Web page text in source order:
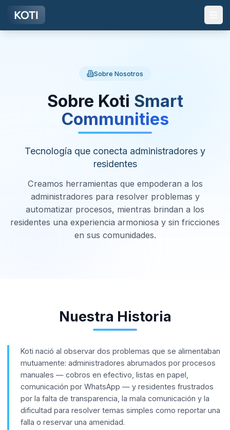
Ir al contenido principal
Sobre Nosotros
Sobre Koti Smart
Communities
Tecnología que conecta administradores y
residentes
Creamos herramientas que empoderan a los
administradores para resolver problemas y
automatizar procesos, mientras brindan a los
residentes una experiencia armoniosa y sin fricciones
en sus comunidades.
Nuestra Historia
Koti nació al observar dos problemas que se alimentaban
mutuamente: administradores abrumados por procesos
manuales — cobros en efectivo, listas en papel,
comunicación por WhatsApp — y residentes frustrados
por la falta de transparencia, la mala comunicación y la
dificultad para resolver temas simples como reportar una
falla o reservar una amenidad.